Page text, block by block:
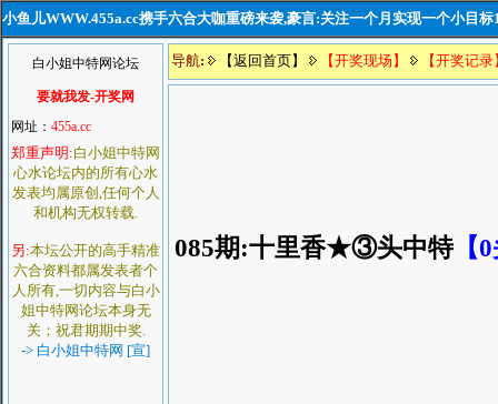
小鱼儿WWW.455a.cc携手六合大咖重磅来袭,豪言:关注一个月实现一个小目标
白小姐中特网论坛
要就我发-开奖网
网址： 455a.cc
郑重声明:白小姐中特网
心水论坛内的所有心水
发表均属原创,任何个人
和机构无权转载.
另:本坛公开的高手精准
六合资料都属发表者个
人所有,一切内容与白小
姐中特网论坛本身无
关；祝君期期中奖.
-> 白小姐中特网 [宣]
导航: 【返回首页】 【开奖现场】 【开奖记录
085期:十里香★③头中特 【0